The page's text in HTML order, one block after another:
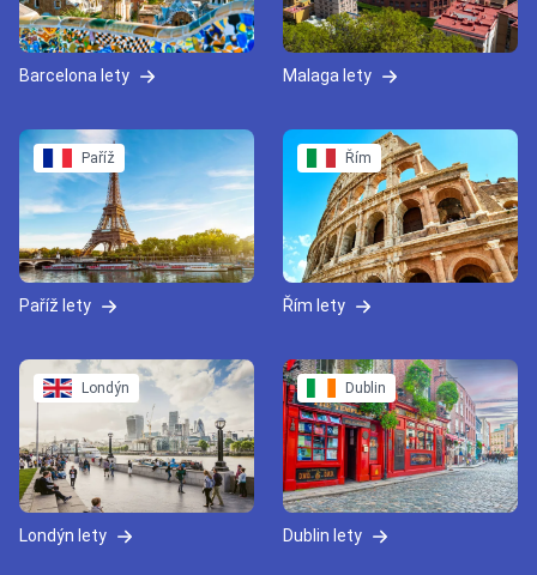
Barcelona lety Malaga lety
Paříž
Paříž lety
Řím
Řím lety
Londýn
Londýn lety
Dublin
Dublin lety